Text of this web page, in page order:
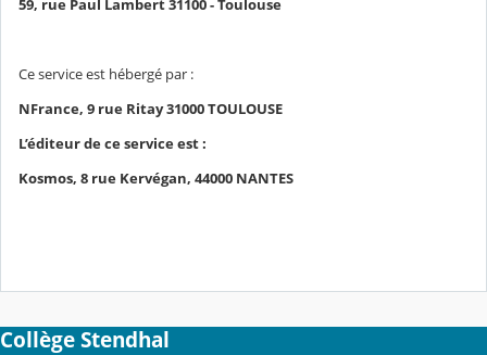
59, rue Paul Lambert 31100 - Toulouse
Ce service est hébergé par :
NFrance, 9 rue Ritay 31000 TOULOUSE
L’éditeur de ce service est :
Kosmos, 8 rue Kervégan, 44000 NANTES
Collège Stendhal